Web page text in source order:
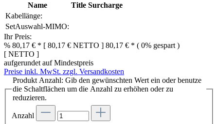
Name
Title Surcharge
Kabellänge:
SetAuswahl-MIMO:
Ihr Preis:
% 80,17 € * [ 80,17 € NETTO ] 80,17 € * ( 0% gespart )
[ NETTO ]
aufgerundet auf Mindestpreis
Preise inkl. MwSt. zzgl. Versandkosten
Produkt Anzahl: Gib den gewünschten Wert ein oder benutze
die Schaltflächen um die Anzahl zu erhöhen oder zu
reduzieren.
Anzahl